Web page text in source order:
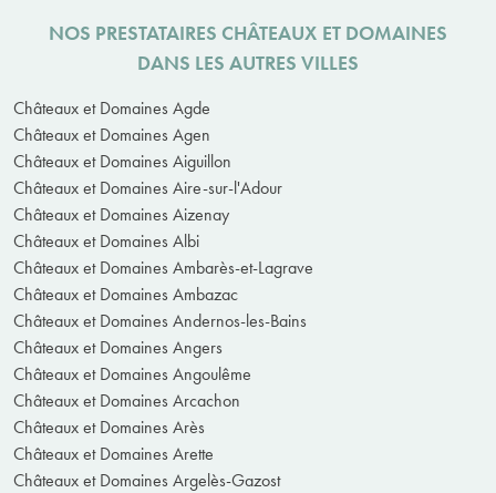
NOS PRESTATAIRES CHÂTEAUX ET DOMAINES
DANS LES AUTRES VILLES
Châteaux et Domaines Agde
Châteaux et Domaines Agen
Châteaux et Domaines Aiguillon
Châteaux et Domaines Aire-sur-l'Adour
Châteaux et Domaines Aizenay
Châteaux et Domaines Albi
Châteaux et Domaines Ambarès-et-Lagrave
Châteaux et Domaines Ambazac
Châteaux et Domaines Andernos-les-Bains
Châteaux et Domaines Angers
Châteaux et Domaines Angoulême
Châteaux et Domaines Arcachon
Châteaux et Domaines Arès
Châteaux et Domaines Arette
Châteaux et Domaines Argelès-Gazost